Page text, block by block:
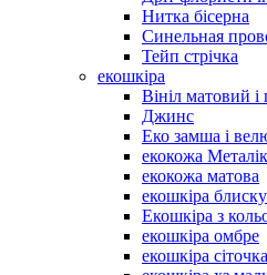
Нитка бісерна
Синельная
Тейп стрічка
екошкіра
Вініл матовий і
Джинс
Еко замша і
екокожа
екокожа матова
екошкіра
Екошкіра з
екошкіра омбре
екошкіра